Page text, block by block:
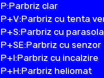
P:Parbriz clar
P+V:Parbriz cu tenta
P+S:Parbriz cu
P+SE:Parbriz cu senzor
P+I:Parbriz cu incalzire
P+H:Parbriz heliomat